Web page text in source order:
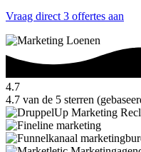
Vraag direct 3 offertes aan
4.7
4.7 van de 5 sterren